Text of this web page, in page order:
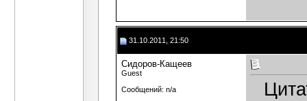
31.10.2011, 21:50
Сидоров-Кащеев
Guest
Сообщений: n/a